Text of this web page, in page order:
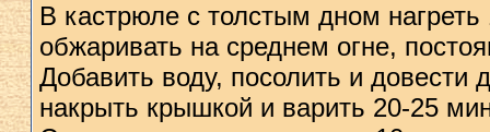
В кастрюле с толстым дном
обжаривать на среднем огне,
Добавить воду, посолить и довести
накрыть крышкой и варить 20-25